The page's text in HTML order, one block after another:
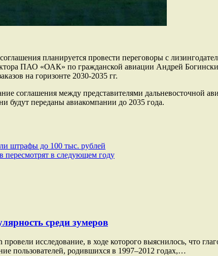
планируется провести переговоры с
ПАО «ОАК» по гражданской авиации Андрей
на горизонте 2030-2035 гг.
соглашения между представителями дальневосточной
будут переданы авиакомпании до 2035 года.
штрафы до 100 тыс. рублей
пересмотрят в следующем году
среди зумеров
исследование, в ходе которого выяснилось, что
пользователей, родившихся в 1997–2012 годах,…